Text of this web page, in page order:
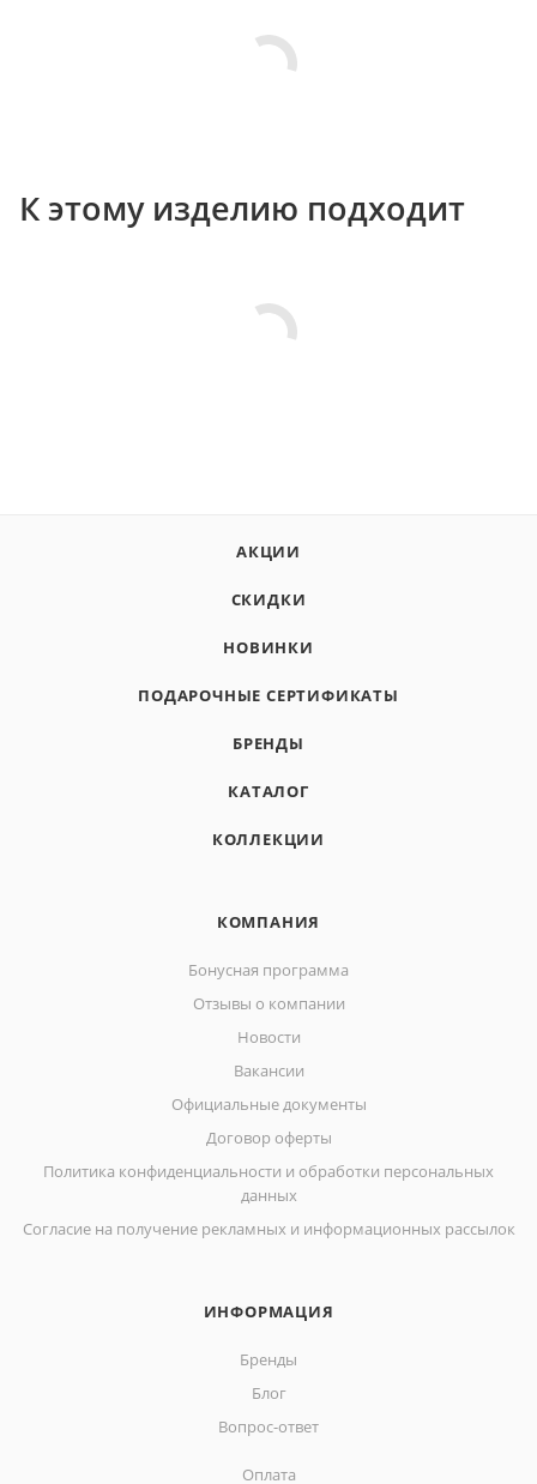
К этому изделию подходит
АКЦИИ
СКИДКИ
НОВИНКИ
ПОДАРОЧНЫЕ СЕРТИФИКАТЫ
БРЕНДЫ
КАТАЛОГ
КОЛЛЕКЦИИ
КОМПАНИЯ
Бонусная программа
Отзывы о компании
Новости
Вакансии
Официальные документы
Договор оферты
Политика конфиденциальности и обработки персональных
данных
Согласие на получение рекламных и информационных рассылок
ИНФОРМАЦИЯ
Бренды
Блог
Вопрос-ответ
Оплата